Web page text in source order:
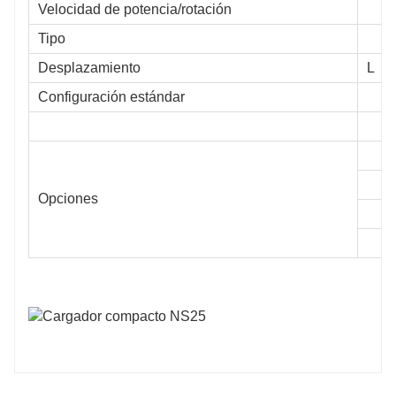
Velocidad de potencia/rotación
Tipo
Desplazamiento
L
Configuración estándar
Opciones